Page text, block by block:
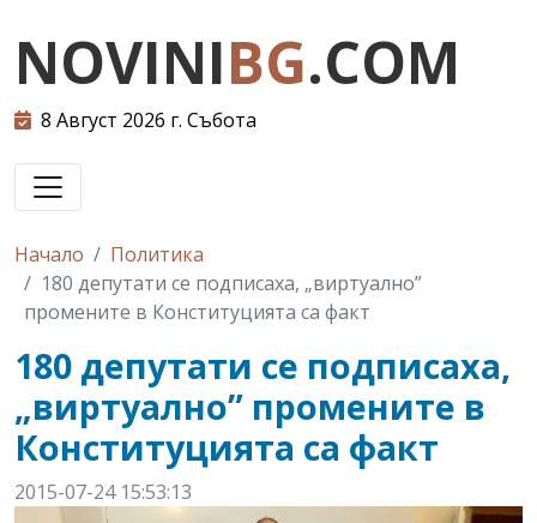
NOVINIBG.COM
8 Август 2026 г. Събота
Начало
Политика
180 депутати се подписаха, „виртуално”
промените в Конституцията са факт
180 депутати се подписаха,
„виртуално” промените в
Конституцията са факт
2015-07-24 15:53:13